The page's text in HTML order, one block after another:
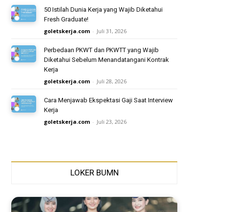
50 Istilah Dunia Kerja yang Wajib Diketahui
Fresh Graduate!
goletskerja.com - Juli 31, 2026
Perbedaan PKWT dan PKWTT yang Wajib
Diketahui Sebelum Menandatangani Kontrak
Kerja
goletskerja.com - Juli 28, 2026
Cara Menjawab Ekspektasi Gaji Saat Interview
Kerja
goletskerja.com - Juli 23, 2026
LOKER BUMN